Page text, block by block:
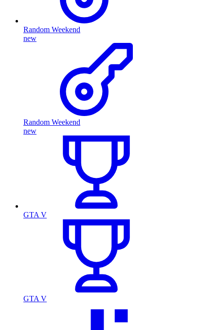
Random Weekend
new
Random Weekend
new
GTA V
GTA V